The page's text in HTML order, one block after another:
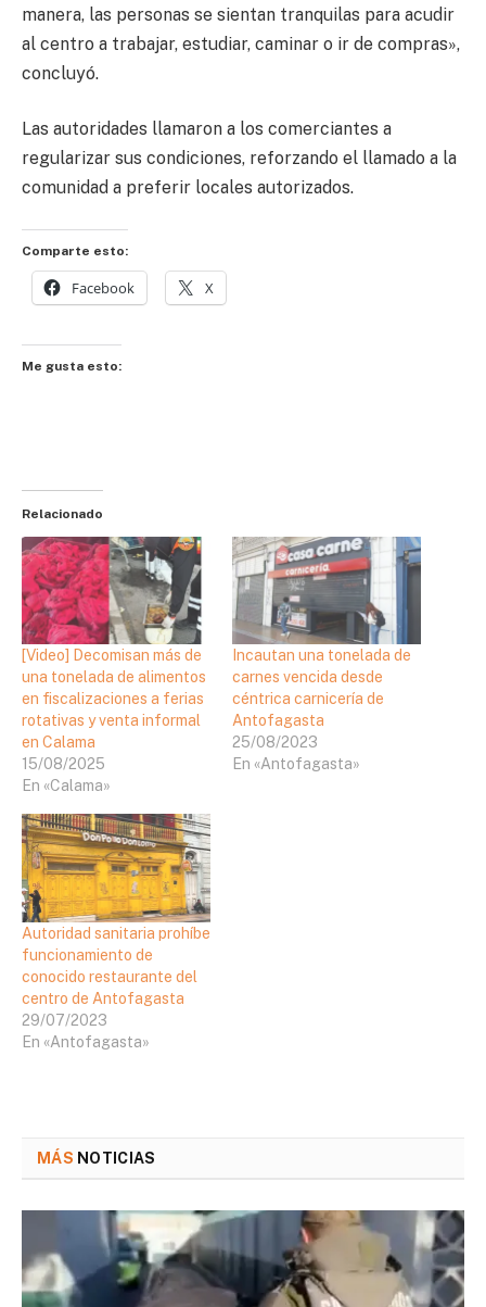
manera, las personas se sientan tranquilas para acudir
al centro a trabajar, estudiar, caminar o ir de compras»,
concluyó.
Las autoridades llamaron a los comerciantes a
regularizar sus condiciones, reforzando el llamado a la
comunidad a preferir locales autorizados.
Comparte esto:
Facebook X
Me gusta esto:
Relacionado
[Video] Decomisan más de
una tonelada de alimentos
en fiscalizaciones a ferias
rotativas y venta informal
en Calama
15/08/2025
En «Calama»
Incautan una tonelada de
carnes vencida desde
céntrica carnicería de
Antofagasta
25/08/2023
En «Antofagasta»
Autoridad sanitaria prohíbe
funcionamiento de
conocido restaurante del
centro de Antofagasta
29/07/2023
En «Antofagasta»
MÁS NOTICIAS